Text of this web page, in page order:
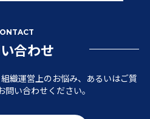
合わせ
織運営上のお悩み、あるいはご質
い合わせください。